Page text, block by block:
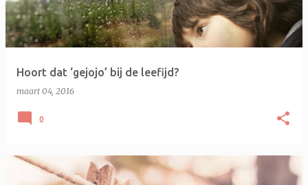
Hoort dat ‘gejojo’ bij de leefijd?
maart 04, 2016
0